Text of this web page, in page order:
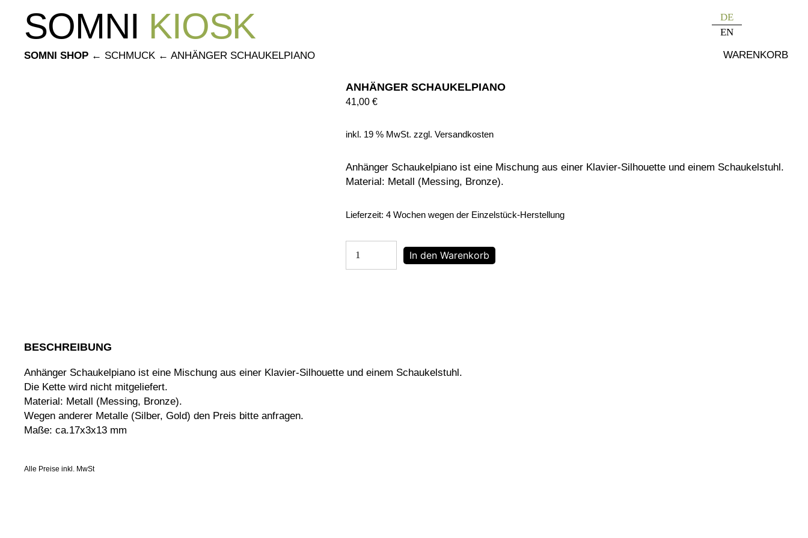
DE
EN
contentSOMNI KIOSK
SOMNI SHOP ← SCHMUCK ←ANHÄNGER SCHAUKELPIANO WARENKORB
ANHÄNGER SCHAUKELPIANO
41,00€
inkl. 19 % MwSt. zzgl.Versandkosten
Anhänger Schaukelpiano ist eine Mischung aus einer Klavier-Silhouette und einem Schaukelstuhl.
Material: Metall (Messing, Bronze).
Lieferzeit:4 Wochen wegen der Einzelstück-Herstellung
Schaukelpiano
In den Warenkorb
BESCHREIBUNG
Anhänger Schaukelpiano ist eine Mischung aus einer Klavier-Silhouette und einem Schaukelstuhl.
Die Kette wird nicht mitgeliefert.
Material: Metall (Messing, Bronze).
Wegen anderer Metalle (Silber, Gold) den Preis bitte anfragen.
Maße: ca.17x3x13 mm
Alle Preise inkl. MwSt